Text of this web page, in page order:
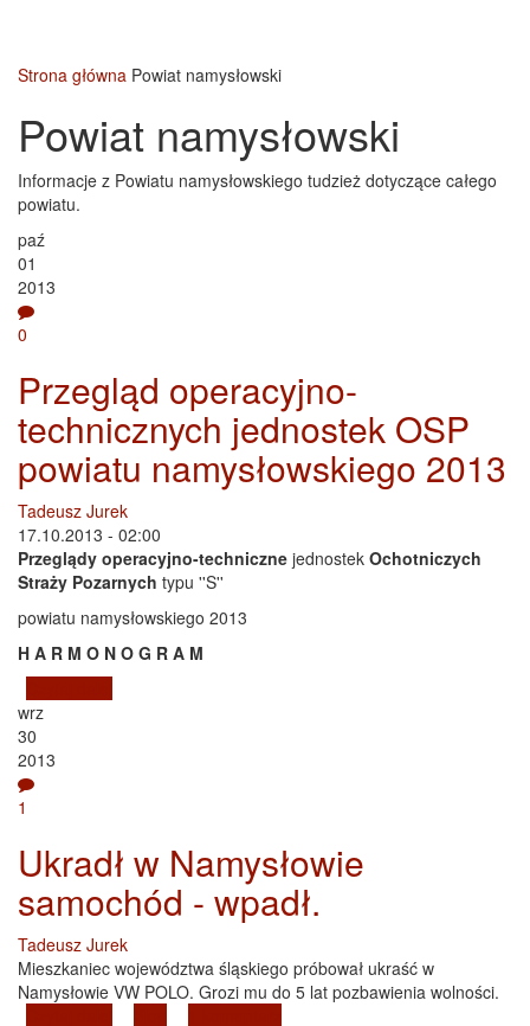
Strona główna Powiat namysłowski
Powiat namysłowski
Informacje z Powiatu namysłowskiego tudzież dotyczące całego
powiatu.
paź
01
2013
0
Przegląd operacyjno-
technicznych jednostek OSP
powiatu namysłowskiego 2013
Tadeusz Jurek
17.10.2013 - 02:00
Przeglądy operacyjno-techniczne jednostek Ochotniczych
Straży Pozarnych typu ''S''
powiatu namysłowskiego 2013
H A R M O N O G R A M
wrz
30
2013
1
Ukradł w Namysłowie
samochód - wpadł.
Tadeusz Jurek
Mieszkaniec województwa śląskiego próbował ukraść w
Namysłowie VW POLO. Grozi mu do 5 lat pozbawienia wolności.